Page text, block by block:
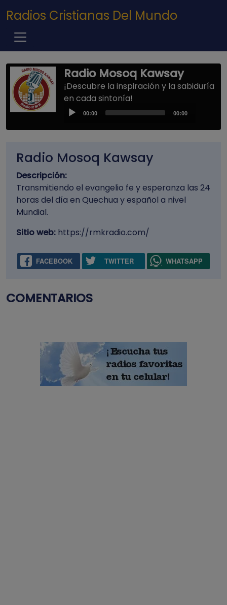
Pasar al contenido principal
Radios Cristianas Del Mundo
Radio Mosoq Kawsay
¡Descubre la inspiración y la sabiduría
en cada sintonía!
Audio00:00 00:00
Radio Mosoq Kawsay
Descripción:
Transmitiendo el evangelio fe y esperanza las 24
horas del día en Quechua y español a nivel
Mundial.
Sitio web: https://rmkradio.com/
FACEBOOK TWITTER WHATSAPP
COMENTARIOS